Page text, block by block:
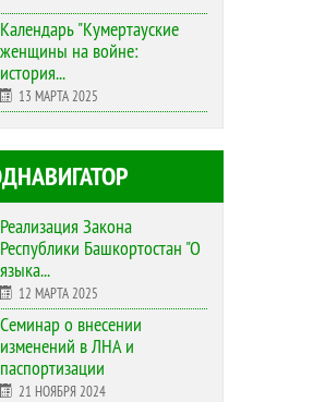
Календарь "Кумертауские
женщины на войне:
история...
13 МАРТА 2025
Реализация Закона
Республики Башкортостан "О
языка...
12 МАРТА 2025
Cеминар о внесении
изменений в ЛНА и
паспортизации
21 НОЯБРЯ 2024